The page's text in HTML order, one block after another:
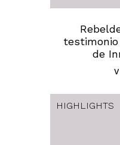
de
HIGHLIGHTS